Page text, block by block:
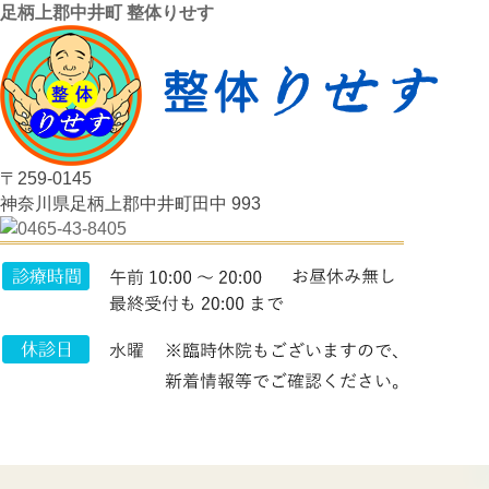
足柄上郡中井町 整体りせす
〒259-0145
神奈川県足柄上郡中井町田中 993